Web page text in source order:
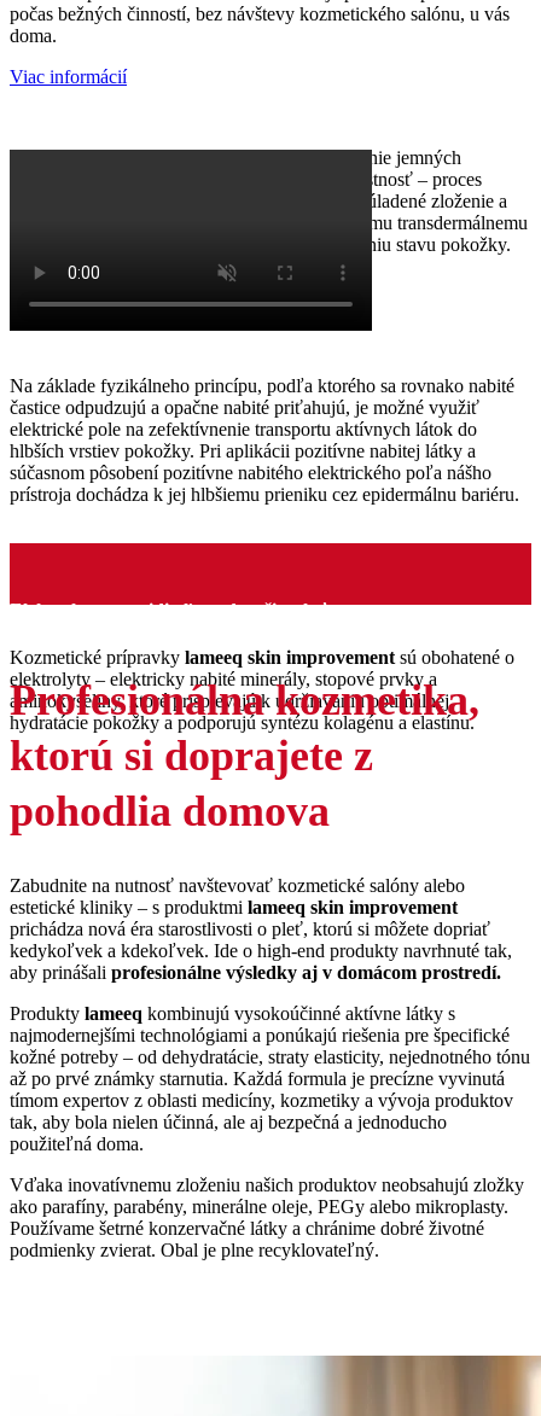
počas bežných činností, bez návštevy kozmetického salónu, u vás
doma.
Viac informácií
Elektrolyty pre viditeľne zdravšiu pleť
Kozmetické prípravky lameeq skin improvement sú obohatené o
elektrolyty – elektricky nabité minerály, stopové prvky a
aminokyseliny, ktoré prispievajú k udržiavaniu optimálnej
hydratácie pokožky a podporujú syntézu kolagénu a elastínu.
Na základe fyzikálneho princípu, podľa ktorého sa rovnako nabité
častice odpudzujú a opačne nabité priťahujú, je možné využiť
elektrické pole na zefektívnenie transportu aktívnych látok do
hlbších vrstiev pokožky. Pri aplikácii pozitívne nabitej látky a
súčasnom pôsobení pozitívne nabitého elektrického poľa nášho
prístroja dochádza k jej hlbšiemu prieniku cez epidermálnu bariéru.
Tento mechanizmus zároveň umožňuje vytváranie jemných
kanálikov v pokožke, čím sa zvyšuje jej priepustnosť – proces
porovnateľný s elektroporáciou. Vzájomne zosúladené zloženie a
technologické prvky prispievajú k efektívnejšiemu transdermálnemu
prenosu účinných látok a k dlhodobému zlepšeniu stavu pokožky.
Profesionálna kozmetika,
ktorú si doprajete z
pohodlia domova
Zabudnite na nutnosť navštevovať kozmetické salóny alebo
estetické kliniky – s produktmi lameeq skin improvement
prichádza nová éra starostlivosti o pleť, ktorú si môžete dopriať
kedykoľvek a kdekoľvek. Ide o high-end produkty navrhnuté tak,
aby prinášali profesionálne výsledky aj v domácom prostredí.
Produkty lameeq kombinujú vysokoúčinné aktívne látky s
najmodernejšími technológiami a ponúkajú riešenia pre špecifické
kožné potreby – od dehydratácie, straty elasticity, nejednotného tónu
až po prvé známky starnutia. Každá formula je precízne vyvinutá
tímom expertov z oblasti medicíny, kozmetiky a vývoja produktov
tak, aby bola nielen účinná, ale aj bezpečná a jednoducho
použiteľná doma.
Vďaka inovatívnemu zloženiu našich produktov neobsahujú zložky
ako parafíny, parabény, minerálne oleje, PEGy alebo mikroplasty.
Používame šetrné konzervačné látky a chránime dobré životné
podmienky zvierat. Obal je plne recyklovateľný.